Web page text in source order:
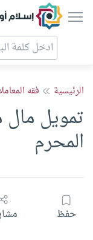
الرئيسية فقه
تمويل مال
المحرم
حفظ